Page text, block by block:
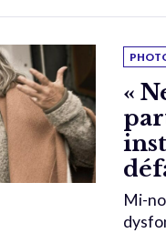
«
Mi-